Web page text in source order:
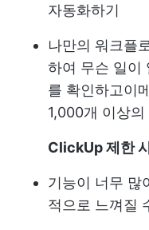
자동화하기
나만의 워크플
하여 무슨 일이
를 확인하고이
1,000개 이상
ClickUp 제한
기능이 너무 많
적으로 느껴질